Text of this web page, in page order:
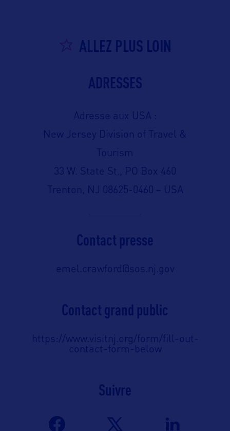
ALLEZ PLUS LOIN
ADRESSES
Adresse aux USA :
New Jersey Division of Travel &
Tourism
33 W. State St., PO Box 460
Trenton, NJ 08625-0460 – USA
Contact presse
emel.crawford@sos.nj.gov
Contact grand public
https://www.visitnj.org/form/fill-out-
contact-form-below
Suivre